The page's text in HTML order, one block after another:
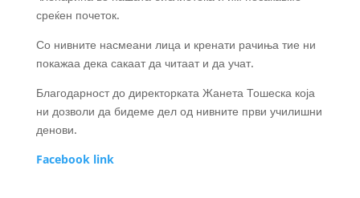
среќен почеток.
Со нивните насмеани лица и кренати рачиња тие ни
покажаа дека сакаат да читаат и да учат.
Благодарност до директорката Жанета Тошеска која
ни дозволи да бидеме дел од нивните први училишни
денови.
Facebook link